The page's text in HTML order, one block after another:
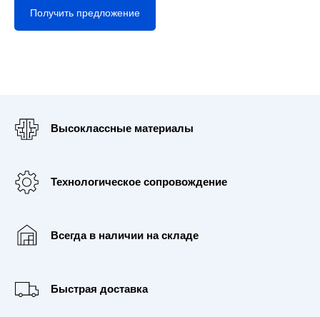
Получить предложение
Высоклассные материалы
Технологическое сопровождение
Всегда в наличии на складе
Быстрая доставка